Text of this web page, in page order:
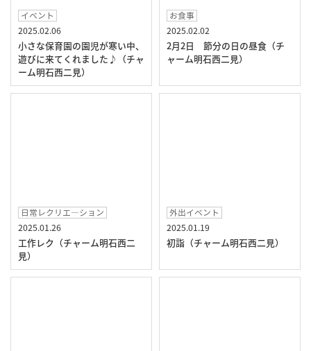
イベント
2025.02.06
小さな保育園の園児が寒い中、
遊びに来てくれました♪（チャ
ーム明石西二見）
お食事
2025.02.02
2月2日 節分の日の昼食（チ
ャーム明石西二見）
日常レクリエ―ション
2025.01.26
工作レク（チャーム明石西二
見）
外出イベント
2025.01.19
初詣（チャーム明石西二見）